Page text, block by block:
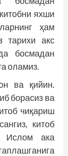
яхши
ҳам
тарихи акс
босмадан
оламиз.
ва қийин.
борасиз ва
чиқариш
китоб
Ислом ака